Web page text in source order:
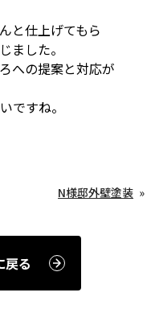
と仕上げてもら
ました。
への提案と対応が
ですね。
N様邸外壁塗装
戻る